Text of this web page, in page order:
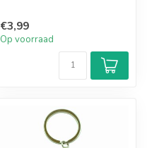
€3,99
Op voorraad